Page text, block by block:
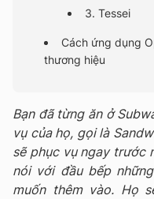
3. Tessei
Cách ứng dụng
thương hiệu
Bạn đã từng ăn ở
vụ của họ, gọi là
sẽ phục vụ ngay trước
nói với đầu bếp
muốn thêm vào. Họ